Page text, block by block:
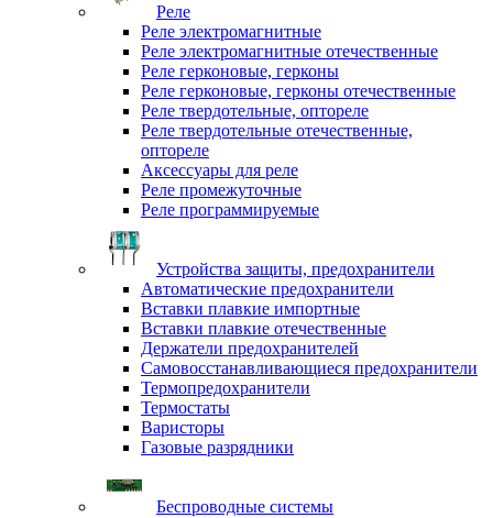
Реле
Реле электромагнитные
Реле электромагнитные отечественные
Реле герконовые, герконы
Реле герконовые, герконы отечественные
Реле твердотельные, оптореле
Реле твердотельные отечественные,
оптореле
Аксессуары для реле
Реле промежуточные
Реле программируемые
Устройства защиты, предохранители
Автоматические предохранители
Вставки плавкие импортные
Вставки плавкие отечественные
Держатели предохранителей
Самовосстанавливающиеся предохранители
Термопредохранители
Термостаты
Варисторы
Газовые разрядники
Беспроводные системы